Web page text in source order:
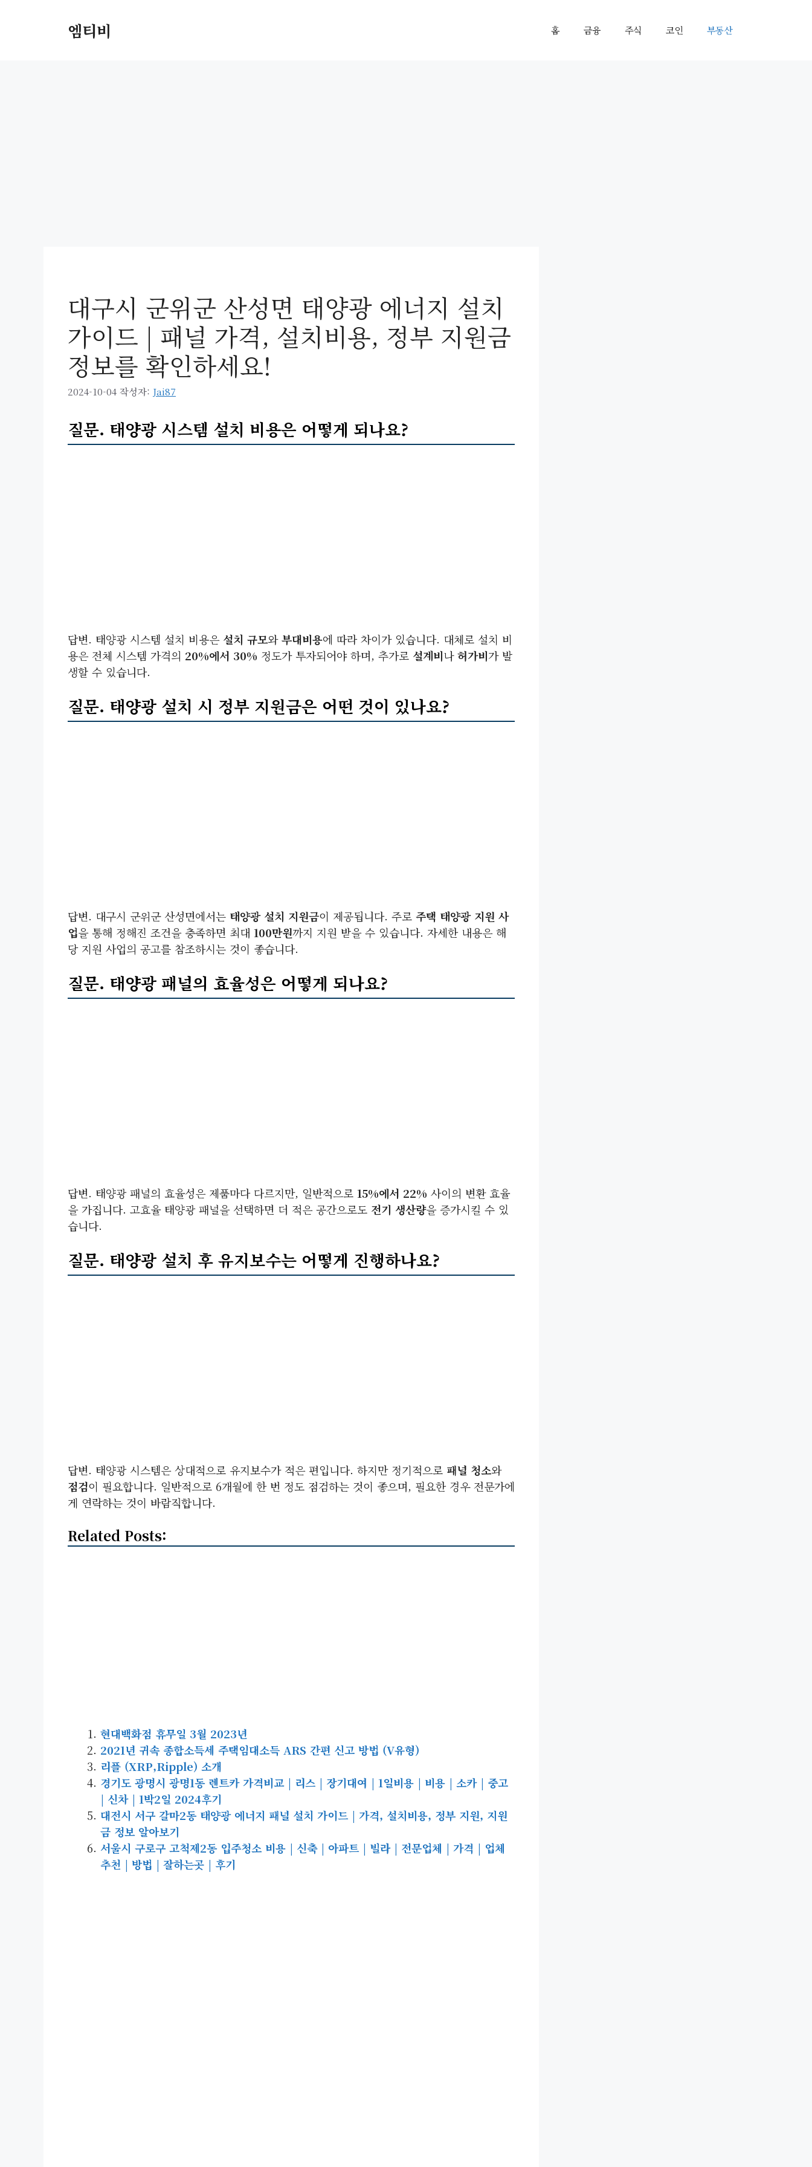
엠티비 홈 금융 주식 코인 부동산
대구시 군위군 산성면 태양광 에너지 설치
가이드 | 패널 가격, 설치비용, 정부 지원금
정보를 확인하세요!
2024-10-04 작성자: Jai87
질문. 태양광 시스템 설치 비용은 어떻게 되나요?
답변. 태양광 시스템 설치 비용은 설치 규모와부대비용에 따라 차이가 있습니다. 대체로 설치 비
용은 전체 시스템 가격의 20%에서 30% 정도가 투자되어야 하며, 추가로 설계비나허가비가 발
생할 수 있습니다.
질문. 태양광 설치 시 정부 지원금은 어떤 것이 있나요?
답변. 대구시 군위군 산성면에서는 태양광 설치 지원금이 제공됩니다. 주로 주택 태양광 지원 사
업을 통해 정해진 조건을 충족하면 최대 100만원까지 지원 받을 수 있습니다. 자세한 내용은 해
당 지원 사업의 공고를 참조하시는 것이 좋습니다.
질문. 태양광 패널의 효율성은 어떻게 되나요?
답변. 태양광 패널의 효율성은 제품마다 다르지만, 일반적으로 15%에서 22% 사이의 변환 효율
을 가집니다. 고효율 태양광 패널을 선택하면 더 적은 공간으로도 전기 생산량을 증가시킬 수 있
습니다.
질문. 태양광 설치 후 유지보수는 어떻게 진행하나요?
답변. 태양광 시스템은 상대적으로 유지보수가 적은 편입니다. 하지만 정기적으로 패널 청소와
점검이 필요합니다. 일반적으로 6개월에 한 번 정도 점검하는 것이 좋으며, 필요한 경우 전문가에
게 연락하는 것이 바람직합니다.
Related Posts:
현대백화점 휴무일 3월 2023년
2021년 귀속 종합소득세 주택임대소득 ARS 간편 신고 방법 (V유형)
리플 (XRP,Ripple) 소개
경기도 광명시 광명1동 렌트카 가격비교 | 리스 | 장기대여 | 1일비용 | 비용 | 소카 | 중고
| 신차 | 1박2일 2024후기
대전시 서구 갈마2동 태양광 에너지 패널 설치 가이드 | 가격, 설치비용, 정부 지원, 지원
금 정보 알아보기
서울시 구로구 고척제2동 입주청소 비용 | 신축 | 아파트 | 빌라 | 전문업체 | 가격 | 업체
추천 | 방법 | 잘하는곳 | 후기